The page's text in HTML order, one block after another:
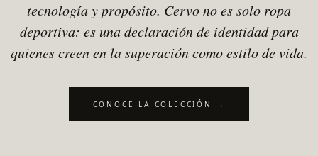
tecnología y propósito. Cervo no es solo ropa
deportiva: es una declaración de identidad para
quienes creen en la superación como estilo de vida.
CONOCE LA COLECCIÓN →